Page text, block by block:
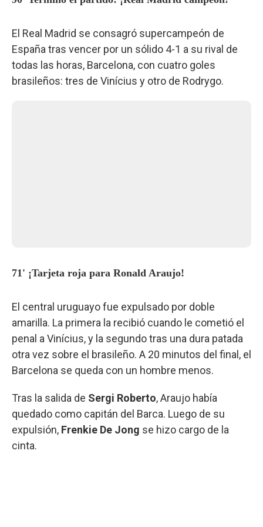
El Real Madrid se consagró supercampeón de
España tras vencer por un sólido 4-1 a su rival de
todas las horas, Barcelona, con cuatro goles
brasileños: tres de Vinícius y otro de Rodrygo.
71' ¡Tarjeta roja para Ronald Araujo!
El central uruguayo fue expulsado por doble
amarilla. La primera la recibió cuando le cometió el
penal a Vinícius, y la segundo tras una dura patada
otra vez sobre el brasileño. A 20 minutos del final, el
Barcelona se queda con un hombre menos.
Tras la salida de Sergi Roberto, Araujo había
quedado como capitán del Barca. Luego de su
expulsión, Frenkie De Jong se hizo cargo de la
cinta.